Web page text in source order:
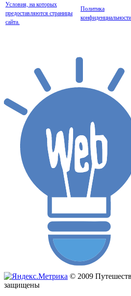
Условия, на которых
предоставляются страницы
сайта.
Политика
конфиденциальности
© 2009
защищены